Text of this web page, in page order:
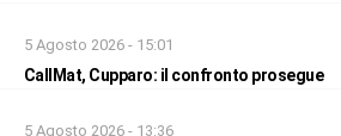
5 Agosto 2026 - 15:01
CallMat, Cupparo: il confronto prosegue
5 Agosto 2026 - 13:36